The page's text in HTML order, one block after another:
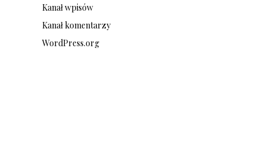
Kanał wpisów
Kanał komentarzy
WordPress.org